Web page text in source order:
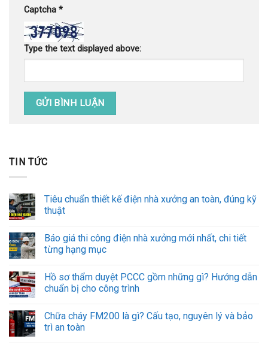
Captcha *
Type the text displayed above:
TIN TỨC
Tiêu chuẩn thiết kế điện nhà xưởng an toàn, đúng kỹ
thuật
Báo giá thi công điện nhà xưởng mới nhất, chi tiết
từng hạng mục
Hồ sơ thẩm duyệt PCCC gồm những gì? Hướng dẫn
chuẩn bị cho công trình
Chữa cháy FM200 là gì? Cấu tạo, nguyên lý và bảo
trì an toàn